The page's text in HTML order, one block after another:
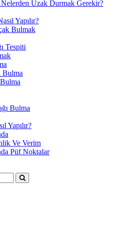
Nelerden Uzak Durmak Gerekir?
Yapılır?
Bulmak
Tespiti
Bulma
Bulma
Yapılır?
Ve Verim
Püf Noktalar